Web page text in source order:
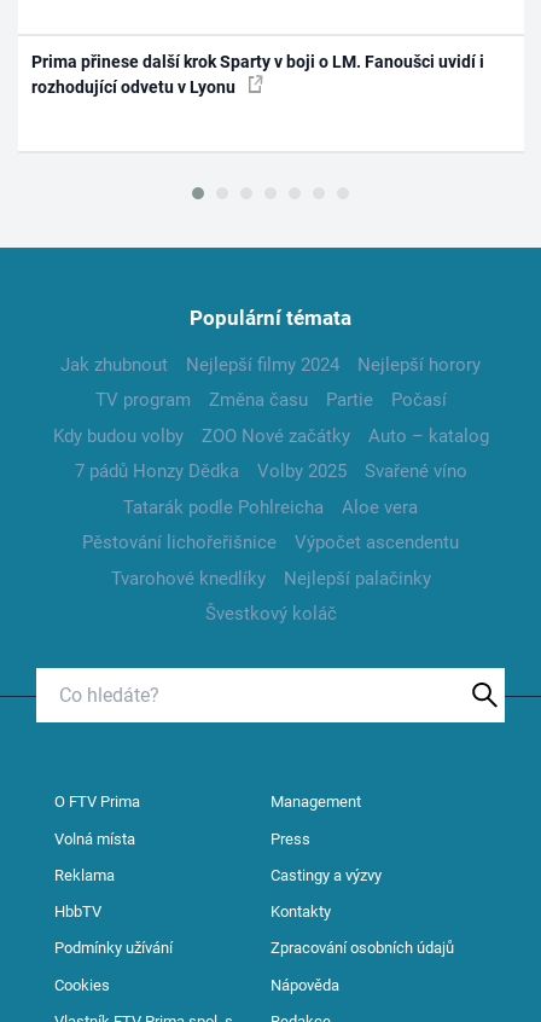
Prima přinese další krok Sparty v boji o LM. Fanoušci uvidí i
rozhodující odvetu v Lyonu
Populární témata
Jak zhubnout Nejlepší filmy 2024
Nejlepší horory
TV program
Změna času Partie
Počasí
Kdy budou volby
ZOO Nové začátky
Auto – katalog
7 pádů Honzy Dědka
Volby 2025
Svařené víno
Tatarák podle Pohlreicha
Aloe vera
Pěstování lichořeřišnice
Výpočet ascendentu
Tvarohové knedlíky
Nejlepší palačinky
Švestkový koláč
O FTV Prima Management
Volná místa Press
Reklama Castingy a výzvy
HbbTV Kontakty
Podmínky užívání Zpracování osobních údajů
Cookies Nápověda